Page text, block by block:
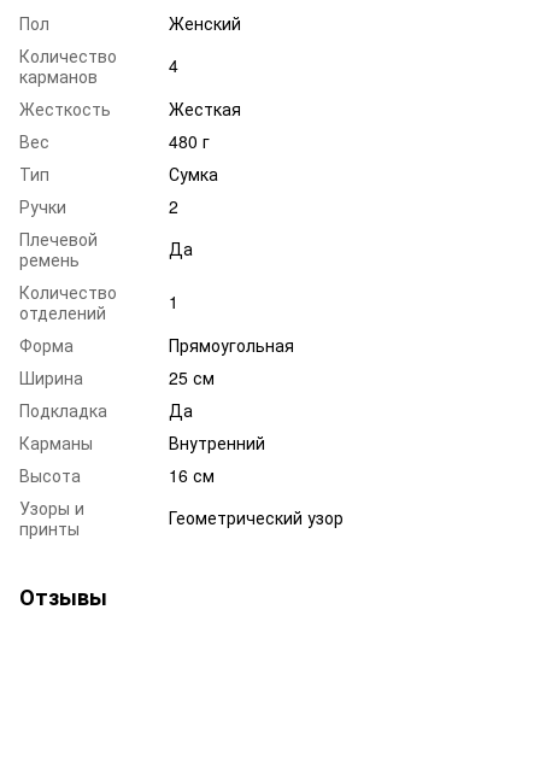
Пол
Женский
Количество
карманов
4
Жесткость
Жесткая
Вес
480 г
Тип
Сумка
Ручки
2
Плечевой
ремень
Да
Количество
отделений
1
Форма
Прямоугольная
Ширина
25 см
Подкладка
Да
Карманы
Внутренний
Высота
16 см
Узоры и
принты
Геометрический узор
Отзывы